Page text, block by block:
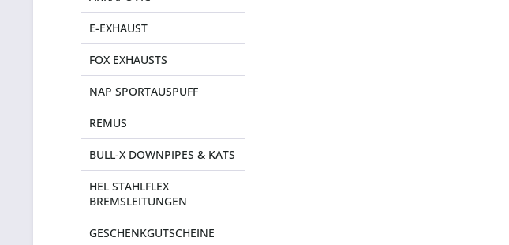
E-EXHAUST
FOX EXHAUSTS
NAP SPORTAUSPUFF
REMUS
BULL-X DOWNPIPES & KATS
HEL STAHLFLEX
BREMSLEITUNGEN
GESCHENKGUTSCHEINE